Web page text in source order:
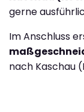
gerne
Im Anschluss
nach Kaschau